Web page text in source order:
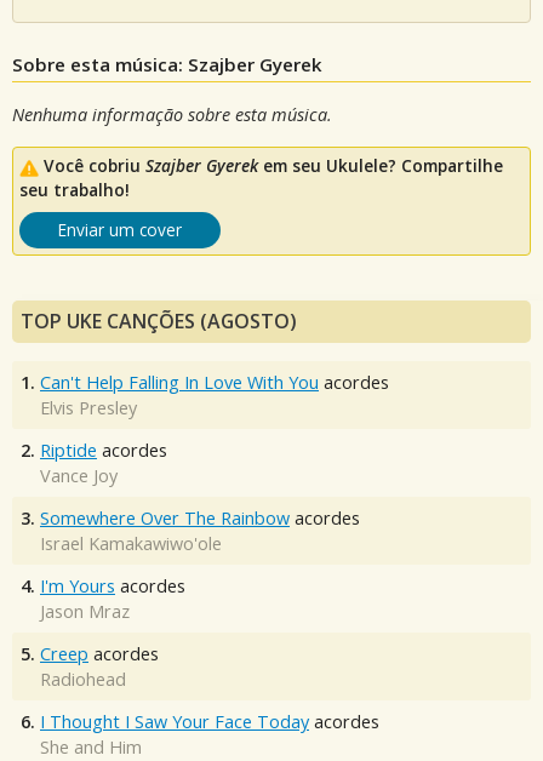
Sobre esta música: Szajber Gyerek
Nenhuma informação sobre esta música.
Você cobriu Szajber Gyerekem seu Ukulele? Compartilhe
seu trabalho!
Enviar um cover
TOP UKE CANÇÕES (AGOSTO)
1. Can't Help Falling In Love With You acordes
Elvis Presley
2. Riptide acordes
Vance Joy
3. Somewhere Over The Rainbow acordes
Israel Kamakawiwo'ole
4. I'm Yours acordes
Jason Mraz
5. Creep acordes
Radiohead
6. I Thought I Saw Your Face Today acordes
She and Him